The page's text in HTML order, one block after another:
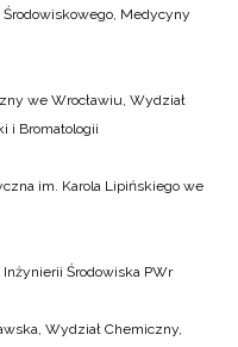
Medycyny
we Wrocławiu, Wydział
i Bromatologii
im. Karola Lipińskiego we
Inżynierii Środowiska PWr
Wydział Chemiczny,